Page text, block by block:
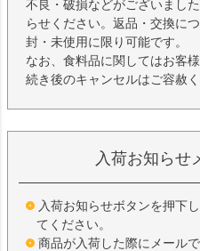
不良・破損などがございまし
らせください。返品・交換に
封・未使用に限り可能です。
なお、食料品に関してはお客
続き後のキャンセルはご容赦く
入荷お知らせ
入荷お知らせボタンを押下
てください。
商品が入荷した際にメール